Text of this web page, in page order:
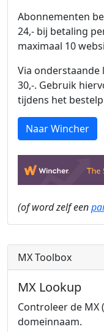
Abonnementen
24,- bij betaling
maximaal 10
Via
30,-. Gebruik
tijdens het
Naar Wincher
(of word zelf een
MX Toolbox
MX Lookup
Controleer de MX
domeinnaam.